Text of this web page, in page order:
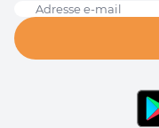
Adresse e-mail